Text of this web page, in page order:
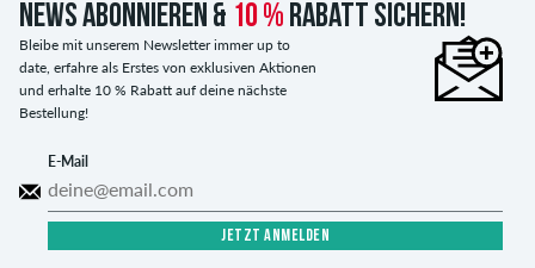
News abonnieren & 10 % Rabatt sichern!
Bleibe mit unserem Newsletter immer up to
date, erfahre als Erstes von exklusiven Aktionen
und erhalte 10 % Rabatt auf deine nächste
Bestellung!
E-Mail
JETZT ANMELDEN